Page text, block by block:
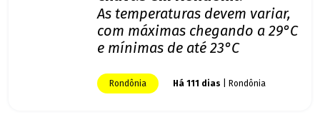
As temperaturas devem variar,
com máximas chegando a 29°C
e mínimas de até 23°C
Rondônia Há 111 dias | Rondônia